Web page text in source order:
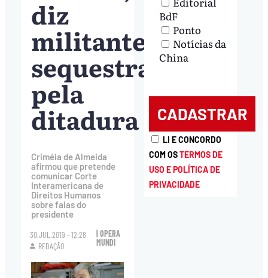
diz
militante
sequestrada
pela
ditadura
Criméia de Almeida
afirmou que pretende
comunicar Corte
Interamericana de
Direitos Humanos
sobre falas do
presidente
30.JUL.2019 - 12:28
REDAÇÃO
| OPERA
MUNDI
BdF
Ponto
Notícias da
China
LI E CONCORDO
COM OSTERMOS DE
USO E POLÍTICA DE
PRIVACIDADE